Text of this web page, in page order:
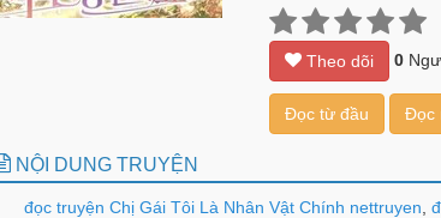
Theo dõi 0
Đọc từ đầu Đọc
NỘI DUNG TRUYỆN
đọc truyện Chị Gái Tôi Là Nhân Vật Chính nettruyen